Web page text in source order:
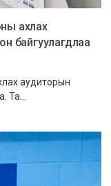
ахлах
байгуулагдлаа
аудиторын
Та…